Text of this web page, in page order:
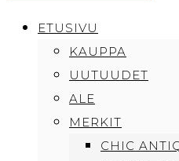
websiteETUSIVU
KAUPPA
UUTUUDET
ALE
MERKIT
CHIC